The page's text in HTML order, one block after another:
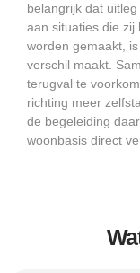
belangrijk dat
aan situaties die zij
worden gemaakt,
verschil maakt.
terugval te
richting meer
de begeleiding
woonbasis direct